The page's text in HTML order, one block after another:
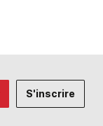
S'inscrire